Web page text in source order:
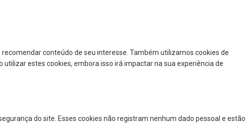
conteúdo de seu interesse. Também utilizamos cookies de
estes cookies, embora isso irá impactar na sua experiência de
do site. Esses cookies não registram nenhum dado pessoal e estão